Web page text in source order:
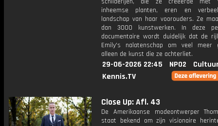
inheemse planten, eren en
landschap van haar voorouders. Ze
dan 3000 kunstwerken. In deze
documentaire wordt duidelijk dat de
Emily's nalatenschap om veel meer
alleen de kunst die ze achterliet.
29-06-2026 22:45 NPO2
Kennis.TV
Close Up: Afl. 43
De Amerikaanse modeontwerper
staat bekend om zijn visionaire